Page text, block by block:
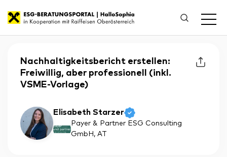
Nachhaltigkeitsbericht erstellen:
Freiwillig, aber professionell (inkl.
VSME-Vorlage)
Elisabeth Starzer
Payer & Partner ESG Consulting
GmbH , AT